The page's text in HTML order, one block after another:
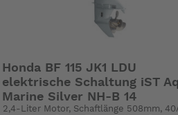
Honda BF 115 JK1 LDU
elektrische Schaltung iST
Marine Silver NH-B 14
2,4-Liter Motor, Schaftlänge 508mm,